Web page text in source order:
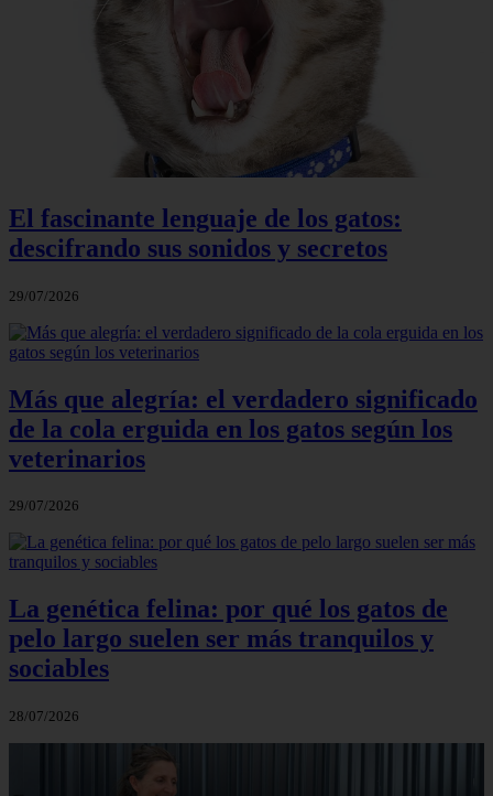
El fascinante lenguaje de los gatos:
descifrando sus sonidos y secretos
29/07/2026
Más que alegría: el verdadero significado
de la cola erguida en los gatos según los
veterinarios
29/07/2026
La genética felina: por qué los gatos de
pelo largo suelen ser más tranquilos y
sociables
28/07/2026